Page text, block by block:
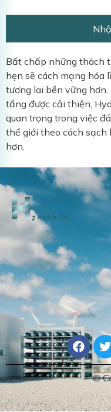
Bất chấp những thách
hẹn sẽ cách mạng hóa
tương lai bền vững
tầng được cải thiện,
quan trọng trong việc
thế giới theo cách
hơn.
©